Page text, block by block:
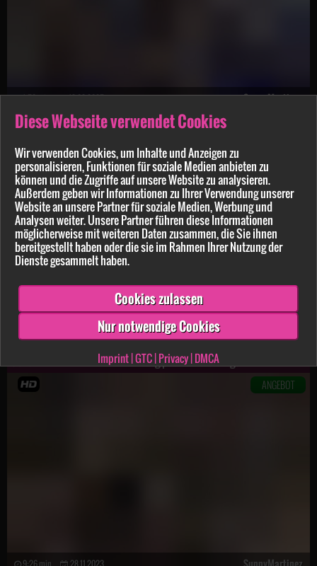
Diese Webseite verwendet Cookies
Wir verwenden Cookies, um Inhalte und Anzeigen zu
personalisieren, Funktionen für soziale Medien anbieten zu
können und die Zugriffe auf unsere Website zu analysieren.
Außerdem geben wir Informationen zu Ihrer Verwendung unserer
Website an unsere Partner für soziale Medien, Werbung und
Analysen weiter. Unsere Partner führen diese Informationen
möglicherweise mit weiteren Daten zusammen, die Sie ihnen
bereitgestellt haben oder die sie im Rahmen Ihrer Nutzung der
Dienste gesammelt haben.
Cookies zulassen
Nur notwendige Cookies
Imprint|GTC|Privacy|DMCA
1:59 min. 12.03.2025 SunnyMartinez
Geil geworden beim Porno schauen kommst du mit mir
06.03.2025
Geile T********k W************g-pack dir die Dinger
ANGEBOT
9:26 min. 28.11.2023